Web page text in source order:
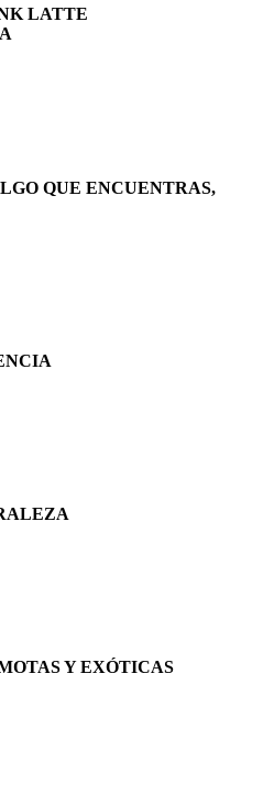
LATTE
QUE ENCUENTRAS,
Y EXÓTICAS